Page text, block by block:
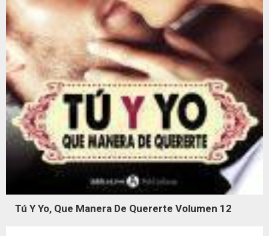
Tú Y Yo, Que Manera De Quererte Volumen 12